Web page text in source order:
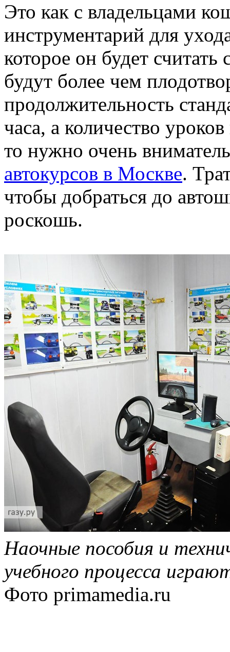
Это как с владельцами
инструментарий для
которое он будет
будут более чем
продолжительность
часа, а количество
то нужно очень
автокурсов в Москве.
чтобы добраться до
роскошь.
Наочные пособия и
учебного процесса
Фото primamedia.ru